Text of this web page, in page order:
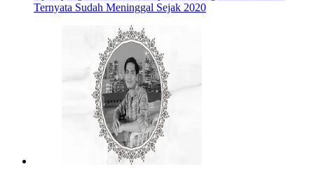
Ternyata Sudah Meninggal Sejak 2020